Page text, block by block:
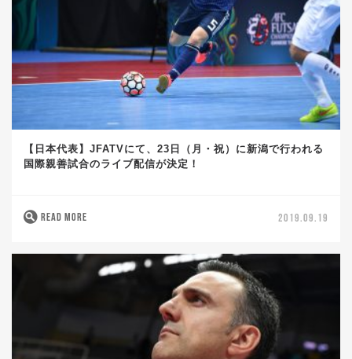
【日本代表】JFATVにて、23日（月・祝）に新潟で行われる
国際親善試合のライブ配信が決定！
READ MORE 2019.09.19